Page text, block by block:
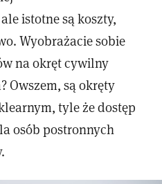
istotne są koszty,
Wyobrażacie sobie
na okręt cywilny
Owszem, są okręty
tyle że dostęp
osób postronnych